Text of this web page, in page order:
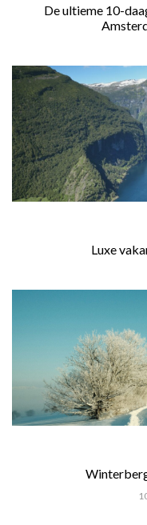
De ultieme 10-
Luxe